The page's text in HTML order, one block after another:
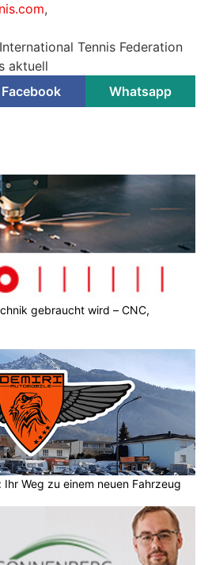
,
Tennis Federation
aktuell
Facebook Whatsapp
gebraucht wird – CNC,
Weg zu einem neuen Fahrzeug